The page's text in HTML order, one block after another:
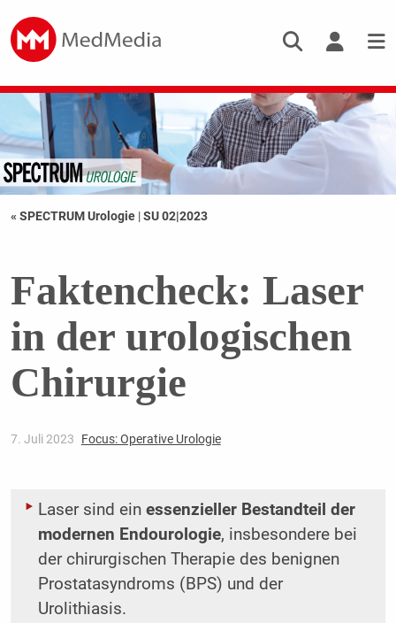
« SPECTRUM Urologie |SU 02|2023
Faktencheck: Laser
in der urologischen
Chirurgie
7. Juli 2023 Focus: Operative Urologie
Laser sind ein essenzieller Bestandteil der
modernen Endourologie, insbesondere bei
der chirurgischen Therapie des benignen
Prostatasyndroms (BPS) und der
Urolithiasis.